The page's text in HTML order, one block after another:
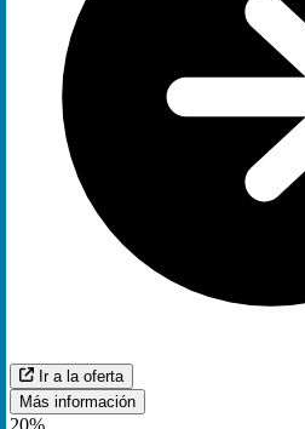
Ir a la oferta
Más información
20%